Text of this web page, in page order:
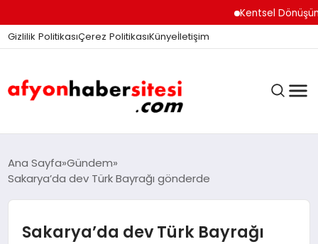
Kentsel Dönüşüm
Gizlilik PolitikasıÇerez PolitikasıKünyeİletişim
ANASAYFA
Ana Sayfa Gündem
Sakarya’da dev Türk Bayrağı gönderde
Sakarya’da dev Türk Bayrağı